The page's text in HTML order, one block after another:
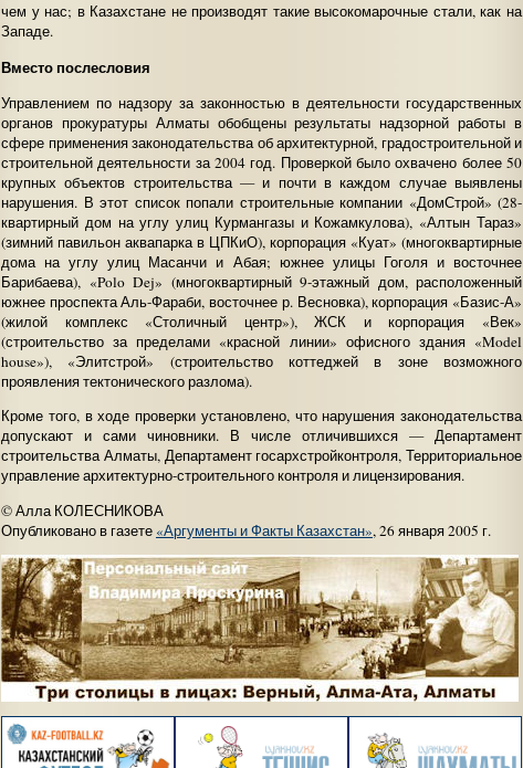
чем у нас; в Казахстане не производят такие высокомарочные стали, как на
Западе.
Вместо послесловия
Управлением по надзору за законностью в деятельности государственных
органов прокуратуры Алматы обобщены результаты надзорной работы в
сфере применения законодательства об архитектурной, градостроительной и
строительной деятельности за 2004 год. Проверкой было охвачено более 50
крупных объектов строительства — и почти в каждом случае выявлены
нарушения. В этот список попали строительные компании «ДомСтрой» (28-
квартирный дом на углу улиц Курмангазы и Кожамкулова), «Алтын Тараз»
(зимний павильон аквапарка в ЦПКиО), корпорация «Куат» (многоквартирные
дома на углу улиц Масанчи и Абая; южнее улицы Гоголя и восточнее
Барибаева), «Polo Dej» (многоквартирный 9-этажный дом, расположенный
южнее проспекта Аль-Фараби, восточнее р. Весновка), корпорация «Базис-А»
(жилой комплекс «Столичный центр»), ЖСК и корпорация «Век»
(строительство за пределами «красной линии» офисного здания «Model
house»), «Элитстрой» (строительство коттеджей в зоне возможного
проявления тектонического разлома).
Кроме того, в ходе проверки установлено, что нарушения законодательства
допускают и сами чиновники. В числе отличившихся — Департамент
строительства Алматы, Департамент госархстройконтроля, Территориальное
управление архитектурно-строительного контроля и лицензирования.
© Алла КОЛЕСНИКОВА
Опубликовано в газете «Аргументы и Факты Казахстан», 26 января 2005 г.